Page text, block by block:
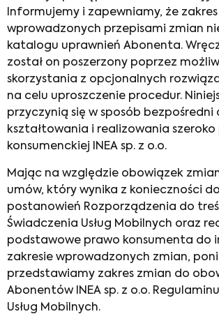
Informujemy i zapewniamy, że zakres
wprowadzonych przepisami zmian
katalogu uprawnień Abonenta.
został on poszerzony poprzez
skorzystania z opcjonalnych
na celu uproszczenie procedur.
przyczynią się w sposób bezpośredni
kształtowania i realizowania
konsumenckiej INEA sp. z o.o.
Mając na względzie obowiązek
umów, który wynika z konieczności
postanowień Rozporządzenia do
Świadczenia Usług Mobilnych oraz
podstawowe prawo konsumenta do
zakresie wprowadzonych zmian,
przedstawiamy zakres zmian do
Abonentów INEA sp. z o.o.
Usług Mobilnych.